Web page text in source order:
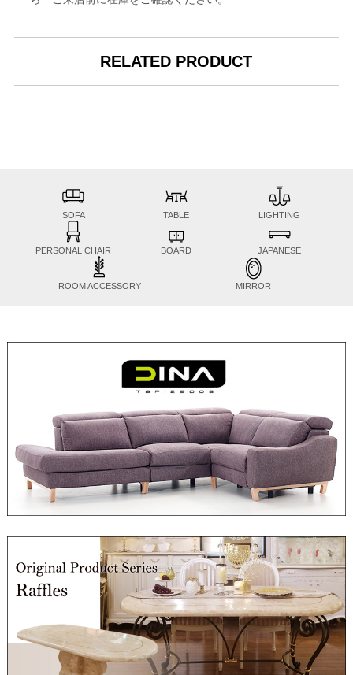
RELATED PRODUCT
SOFA TABLE LIGHTING
PERSONAL CHAIR BOARD JAPANESE
ROOM ACCESSORY MIRROR